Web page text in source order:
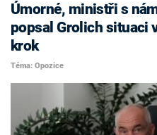
Úmorné, ministři s
popsal Grolich situaci
krok
Téma: Opozice